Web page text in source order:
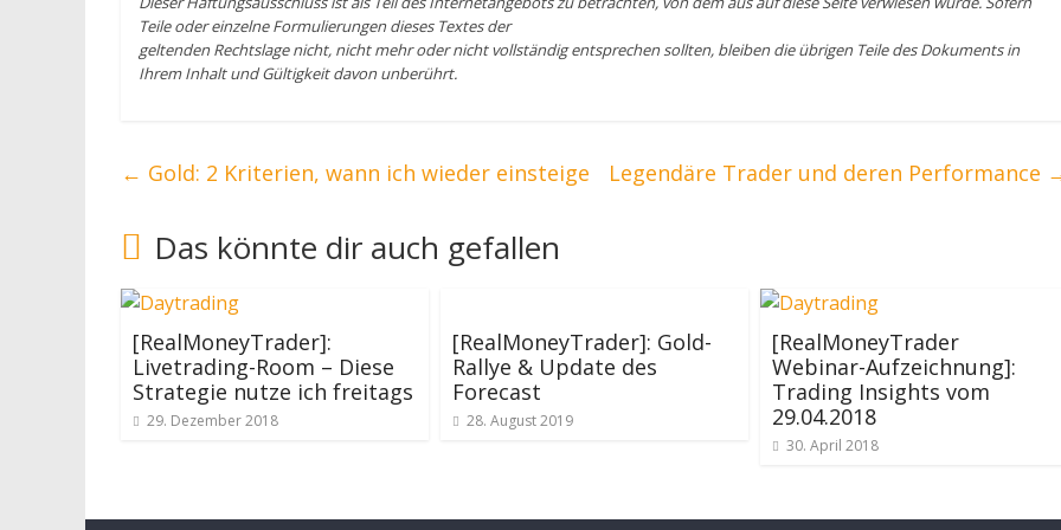
Teile oder einzelne Formulierungen dieses Textes der
geltenden Rechtslage nicht, nicht mehr oder nicht vollständig entsprechen sollten, bleiben die übrigen Teile des Dokuments in
Ihrem Inhalt und Gültigkeit davon unberührt.
← Gold: 2 Kriterien, wann ich wieder einsteige Legendäre Trader und deren Performance
Das könnte dir auch gefallen
[RealMoneyTrader]:
Livetrading-Room – Diese
Strategie nutze ich freitags
29. Dezember 2018
[RealMoneyTrader]: Gold-
Rallye & Update des
Forecast
28. August 2019
[RealMoneyTrader
Webinar-Aufzeichnung]:
Trading Insights vom
29.04.2018
30. April 2018